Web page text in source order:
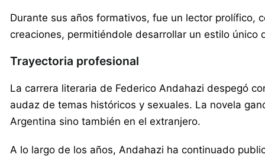
Durante sus años formativos, fue un lector prolífico,
creaciones, permitiéndole desarrollar un estilo único
Trayectoria profesional
La carrera literaria de Federico Andahazi despegó
audaz de temas históricos y sexuales. La novela
Argentina sino también en el extranjero.
A lo largo de los años, Andahazi ha continuado